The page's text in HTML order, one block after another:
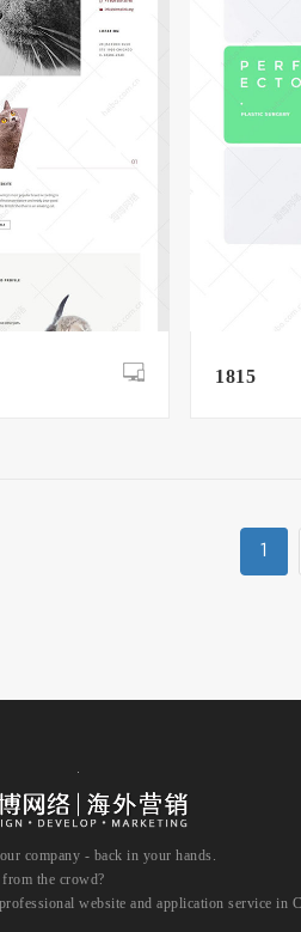
1815
1
company - back in your hands.
the crowd?
website and application service in